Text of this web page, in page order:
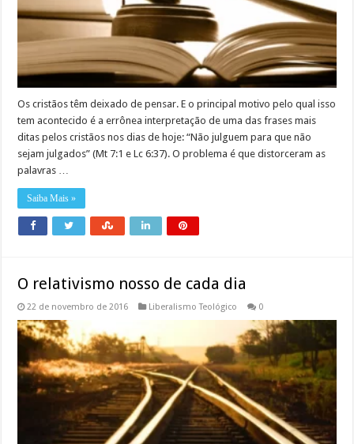
Os cristãos têm deixado de pensar. E o principal motivo pelo qual isso
tem acontecido é a errônea interpretação de uma das frases mais
ditas pelos cristãos nos dias de hoje: “Não julguem para que não
sejam julgados” (Mt 7:1 e Lc 6:37). O problema é que distorceram as
palavras …
Saiba Mais »
O relativismo nosso de cada dia
22 de novembro de 2016 Liberalismo Teológico 0